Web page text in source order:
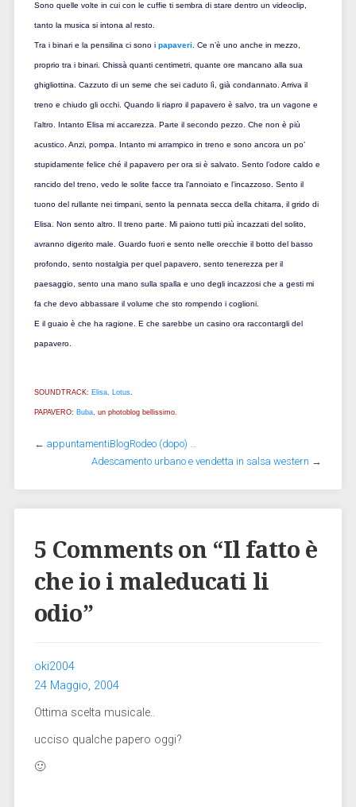
Sono quelle volte in cui con le cuffie ti sembra di stare dentro un videoclip,
tanto la musica si intona al resto.
Tra i binari e la pensilina ci sono i papaveri . Ce n’è uno anche in mezzo,
proprio tra i binari. Chissà quanti centimetri, quante ore mancano alla sua
ghigliottina. Cazzuto di un seme che sei caduto lì, già condannato. Arriva il
treno e chiudo gli occhi. Quando li riapro il papavero è salvo, tra un vagone e
l’altro. Intanto Elisa mi accarezza. Parte il secondo pezzo. Che non è più
acustico. Anzi, pompa. Intanto mi arrampico in treno e sono ancora un po’
stupidamente felice ché il papavero per ora si è salvato. Sento l’odore caldo e
rancido del treno, vedo le solite facce tra l’annoiato e l’incazzoso. Sento il
tuono del rullante nei timpani, sento la pennata secca della chitarra, il grido di
Elisa. Non sento altro. Il treno parte. Mi paiono tutti più incazzati del solito,
avranno digerito male. Guardo fuori e sento nelle orecchie il botto del basso
profondo, sento nostalgia per quel papavero, sento tenerezza per il
paesaggio, sento una mano sulla spalla e uno degli incazzosi che a gesti mi
fa che devo abbassare il volume che sto rompendo i coglioni.
E il guaio è che ha ragione. E che sarebbe un casino ora raccontargli del
papavero.
SOUNDTRACK: Elisa, Lotus.
PAPAVERO: Buba, un photoblog bellissimo.
← appuntamentiBlogRodeo (dopo) …
Adescamento urbano e vendetta in salsa western →
5 Comments on “Il fatto è
che io i maleducati li
odio”
oki2004
24 Maggio, 2004
Ottima scelta musicale..
ucciso qualche papero oggi?
🙂